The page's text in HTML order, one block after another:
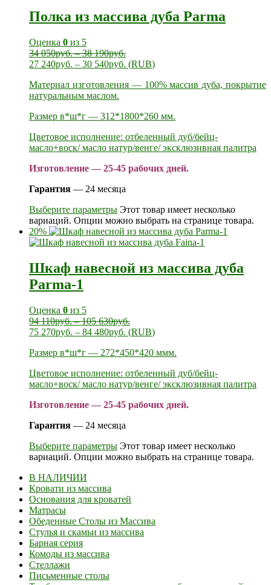
Полка из массива дуба Parma
Оценка 0 из 5
34 050руб.–38 190руб.
27 240руб. – 30 540руб. (RUB)
Материал изготовления — 100% массив дуба, покрытие
натуральным маслом.
Размер в*ш*г — 312*1800*260 мм.
Цветовое исполнение: отбеленный дуб/бейц-
масло+воск/ масло натур/венге/ эксклюзивная палитра
Изготовление — 25-45 рабочих дней.
Гарантия — 24 месяца
Выберите параметры Этот товар имеет несколько
вариаций. Опции можно выбрать на странице товара.
20%
Шкаф навесной из массива дуба
Parma-1
Оценка 0 из 5
94 110руб.–105 630руб.
75 270руб. – 84 480руб. (RUB)
Размер в*ш*г — 272*450*420 ммм.
Цветовое исполнение: отбеленный дуб/бейц-
масло+воск/ масло натур/венге/ эксклюзивная палитра
Изготовление — 25-45 рабочих дней.
Гарантия — 24 месяца
Выберите параметры Этот товар имеет несколько
вариаций. Опции можно выбрать на странице товара.
В НАЛИЧИИ
Кровати из массива
Основания для кроватей
Матрасы
Обеденные Столы из Массива
Стулья и скамьи из массива
Барная серия
Комоды из массива
Стеллажи
Письменные столы